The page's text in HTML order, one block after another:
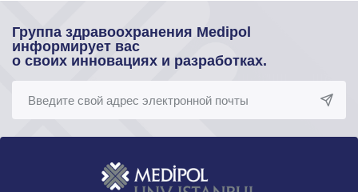
Группа здравоохранения Medipol
информирует вас
о своих инновациях и разработках.